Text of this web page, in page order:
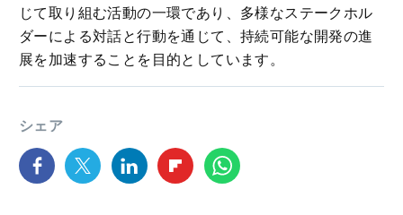
じて取り組む活動の一環であり、多様なステークホル
ダーによる対話と行動を通じて、持続可能な開発の進
展を加速することを目的としています。
シェア